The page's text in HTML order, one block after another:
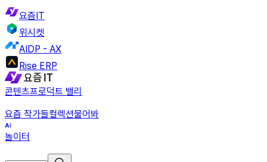
요즘IT
위시켓
AIDP - AX
Rise ERP
콘텐츠프로덕트 밸리
요즘 작가들컬렉션물어봐
놀이터